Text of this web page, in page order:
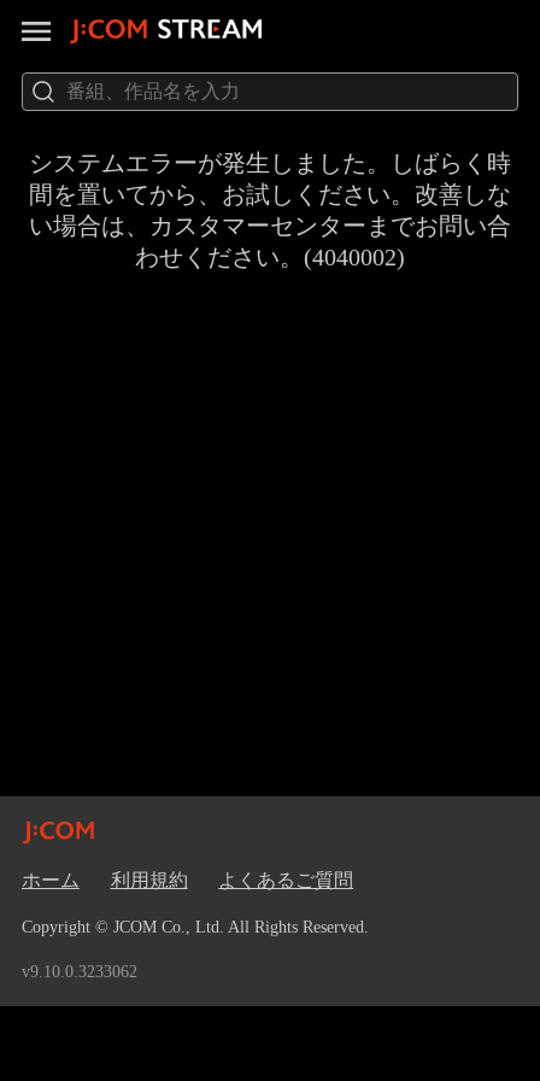
システムエラーが発生しました。しばらく時
間を置いてから、お試しください。改善しな
い場合は、カスタマーセンターまでお問い合
わせください。(4040002)
ホーム 利用規約 よくあるご質問
Copyright © JCOM Co., Ltd. All Rights Reserved.
v9.10.0.3233062